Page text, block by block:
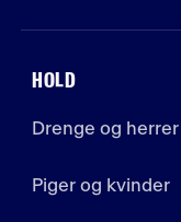
HOLD
Drenge og herrer
Piger og kvinder